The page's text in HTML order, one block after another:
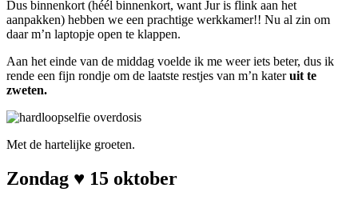
Dus binnenkort (héél binnenkort, want Jur is flink aan het
aanpakken) hebben we een prachtige werkkamer!! Nu al zin om
daar m’n laptopje open te klappen.
Aan het einde van de middag voelde ik me weer iets beter, dus ik
rende een fijn rondje om de laatste restjes van m’n kateruit te
zweten.
Met de hartelijke groeten.
Zondag ♥ 15 oktober